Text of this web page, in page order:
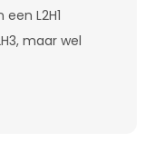
L2H1
maar wel